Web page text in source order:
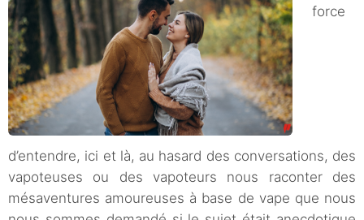
force
d’entendre, ici et là, au hasard des conversations, des
vapoteuses ou des vapoteurs nous raconter des
mésaventures amoureuses à base de vape que nous